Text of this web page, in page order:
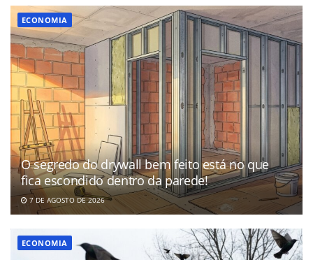
ECONOMIA
O segredo do drywall bem feito está no que
fica escondido dentro da parede!
7 DE AGOSTO DE 2026
ECONOMIA